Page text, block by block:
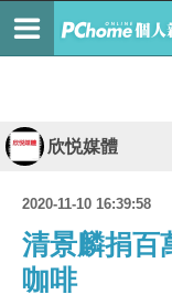
欣悦媒體
2020-11-10 16:39:58
清景麟捐百
咖啡